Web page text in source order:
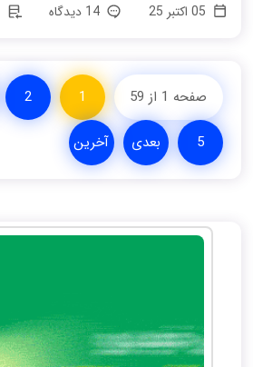
14 دیدگاه
صفحه 1 از 59 1
2
5 بعدی آخرین